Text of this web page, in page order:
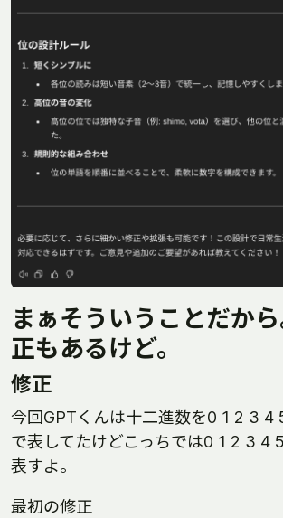
まぁそういうことだか
正もあるけど。
修正
今回GPTくんは十二進数を0 1 2 3 4
で表してたけどこっちでは0 1 2 3 4
表すよ。
最初の修正